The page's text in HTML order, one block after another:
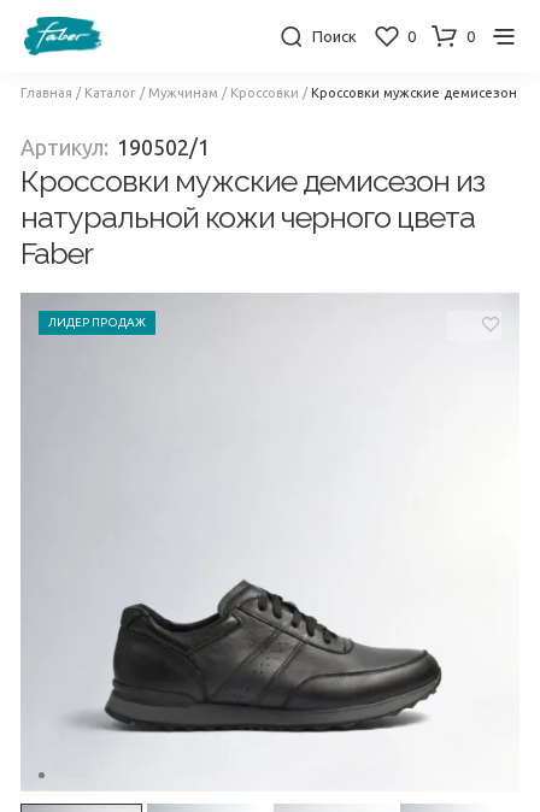
Поиск 0 0
Главная / Каталог / Мужчинам / Кроссовки /Кроссовки мужские демисезон
Артикул: 190502/1
Кроссовки мужские демисезон из
натуральной кожи черного цвета
Faber
ЛИДЕР ПРОДАЖ